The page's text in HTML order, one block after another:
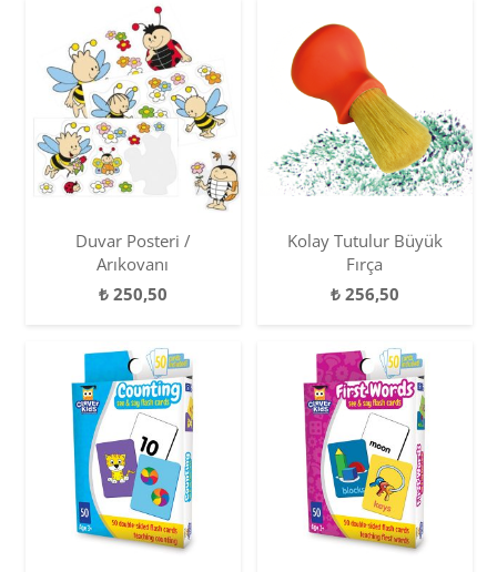
Duvar Posteri /
Arıkovanı
₺250,50
Kolay Tutulur Büyük
Fırça
₺256,50